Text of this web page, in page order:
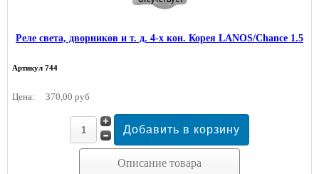
Реле света, дворников и т. д. 4-х кон. Корея LANOS/Chance 1.5
Артикул 744
Цена: 370,00 руб
Описание товара